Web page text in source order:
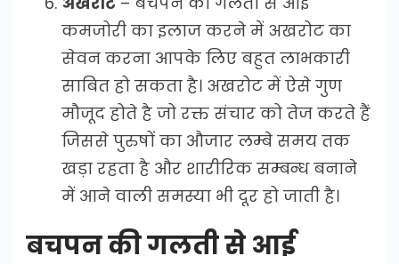
कमजोरी का इलाज करने में अखरोट का
सेवन करना आपके लिए बहुत लाभकारी
साबित हो सकता है। अखरोट में ऐसे गुण
मौजूद होते है जो रक्त संचार को तेज करते हैं
जिससे पुरुषों का औजार लम्बे समय तक
खड़ा रहता है और शारीरिक सम्बन्ध बनाने
में आने वाली समस्या भी दूर हो जाती है।
बचपन की गलती से आई